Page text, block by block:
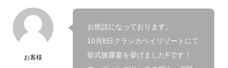
お客様
お世話になっております。
10月8日クラシカベイリゾートにて
挙式披露宴を挙げましたFです！